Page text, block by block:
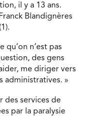
il y a 13 ans.
Blandignères
qu’on n’est pas
des gens
me diriger vers
administratives. »
des services de
par la paralysie